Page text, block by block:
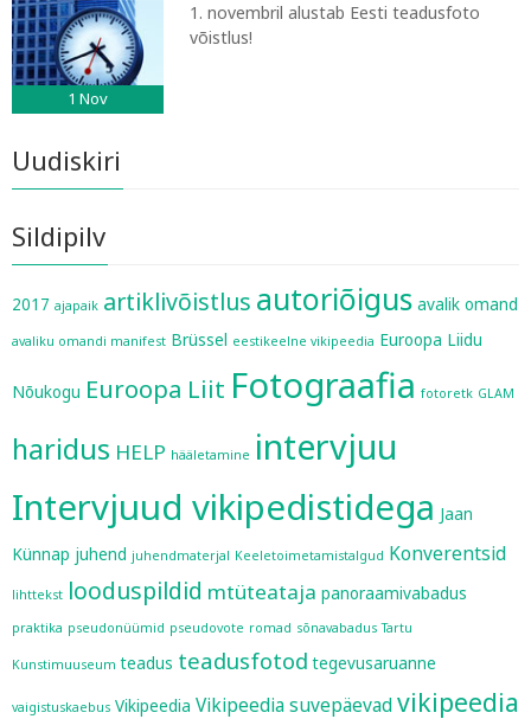
1 Nov
1. novembril alustab Eesti teadusfoto
võistlus!
Uudiskiri
Sildipilv
2017 ajapaik artiklivõistlus autoriõigus avalik omand
avaliku omandi manifest Brüssel eestikeelne vikipeedia Euroopa Liidu
Nõukogu Euroopa Liit Fotograafia fotoretk GLAM
haridus HELP hääletamine intervjuu
Intervjuud vikipedistidega Jaan
Künnap juhend juhendmaterjal Keeletoimetamistalgud Konverentsid
lihttekst looduspildid mtüteataja panoraamivabadus
praktika pseudonüümid pseudovote romad sõnavabadus Tartu
Kunstimuuseum teadus teadusfotod tegevusaruanne
vaigistuskaebus Vikipeedia Vikipeedia suvepäevadvikipeedia